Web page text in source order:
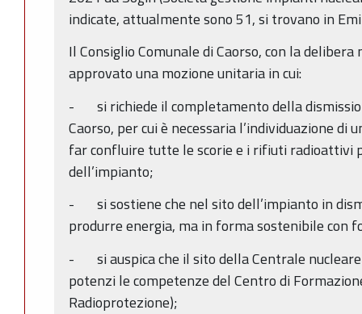
indicate, attualmente sono 51, si trovano in
Il Consiglio Comunale di Caorso, con la
approvato una mozione unitaria in cui:
- si richiede il completamento della
Caorso, per cui è necessaria l’individuazione di
far confluire tutte le scorie e i rifiuti radioattivi
dell’impianto;
- si sostiene che nel sito dell’impianto in
produrre energia, ma in forma sostenibile con
- si auspica che il sito della Centrale nucleare
potenzi le competenze del Centro di
Radioprotezione);